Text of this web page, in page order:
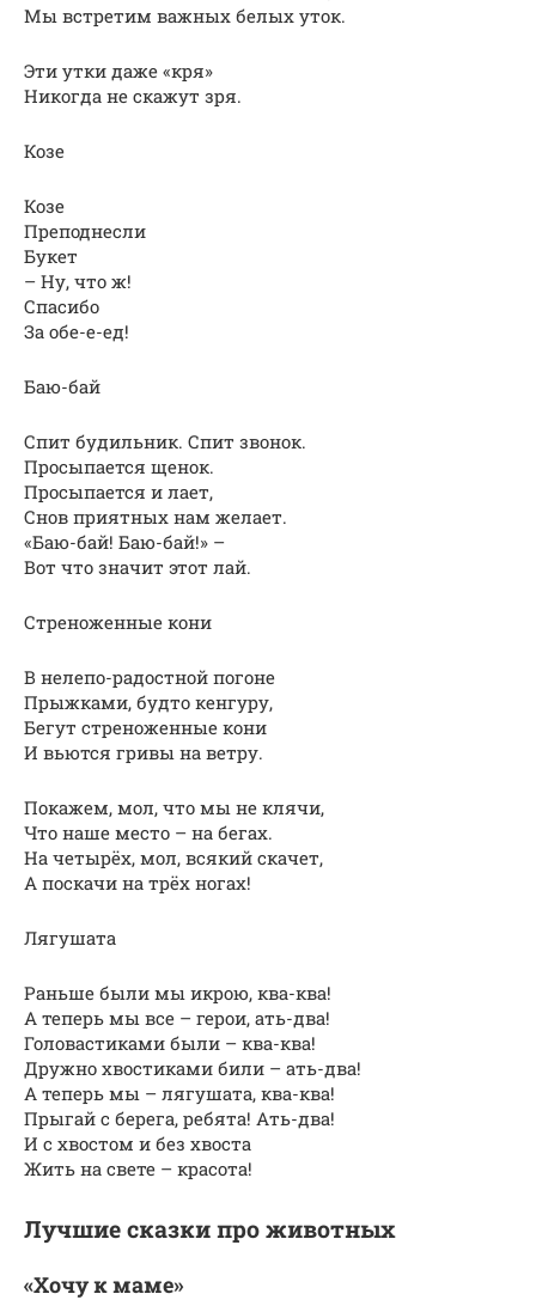
Мы встретим важных белых уток.
Эти утки даже «кря»
Никогда не скажут зря.
Козе
Козе
Преподнесли
Букет
– Ну, что ж!
Спасибо
За обе-е-ед!
Баю-бай
Спит будильник. Спит звонок.
Просыпается щенок.
Просыпается и лает,
Снов приятных нам желает.
«Баю-бай! Баю-бай!» –
Вот что значит этот лай.
Стреноженные кони
В нелепо-радостной погоне
Прыжками, будто кенгуру,
Бегут стреноженные кони
И вьются гривы на ветру.
Покажем, мол, что мы не клячи,
Что наше место – на бегах.
На четырёх, мол, всякий скачет,
А поскачи на трёх ногах!
Лягушата
Раньше были мы икрою, ква-ква!
А теперь мы все – герои, ать-два!
Головастиками были – ква-ква!
Дружно хвостиками били – ать-два!
А теперь мы – лягушата, ква-ква!
Прыгай с берега, ребята! Ать-два!
И с хвостом и без хвоста
Жить на свете – красота!
Лучшие сказки про животных
«Хочу к маме»